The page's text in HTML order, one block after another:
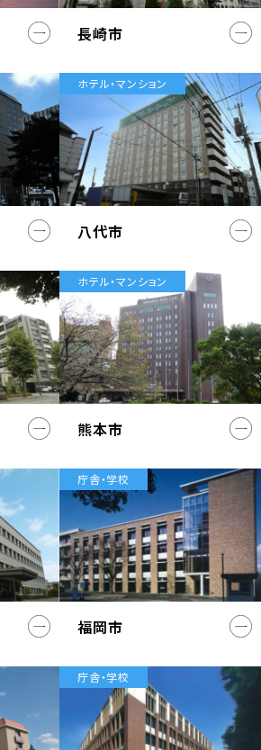
長崎市
ホテル・マンション
八代市
ホテル・マンション
熊本市
庁舎・学校
福岡市
庁舎・学校